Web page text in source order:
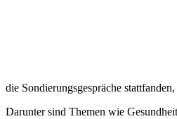
die Sondierungsgespräche
Darunter sind Themen wie